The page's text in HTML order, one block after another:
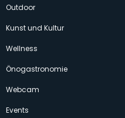
Outdoor
Kunst und Kultur
Wellness
Önogastronomie
Webcam
Events